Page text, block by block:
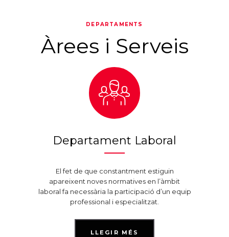
DEPARTAMENTS
Àrees i Serveis
Departament Laboral
El fet de que constantment estiguin
apareixent noves normatives en l’àmbit
laboral fa necessària la participació d’un equip
professional i especialitzat.
LLEGIR MÉS